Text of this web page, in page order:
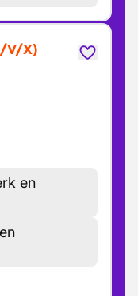
V/X)
en